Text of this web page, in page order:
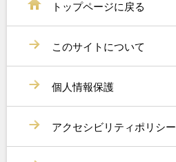
トップページに戻る
このサイトについて
個人情報保護
アクセシビリティポリシー